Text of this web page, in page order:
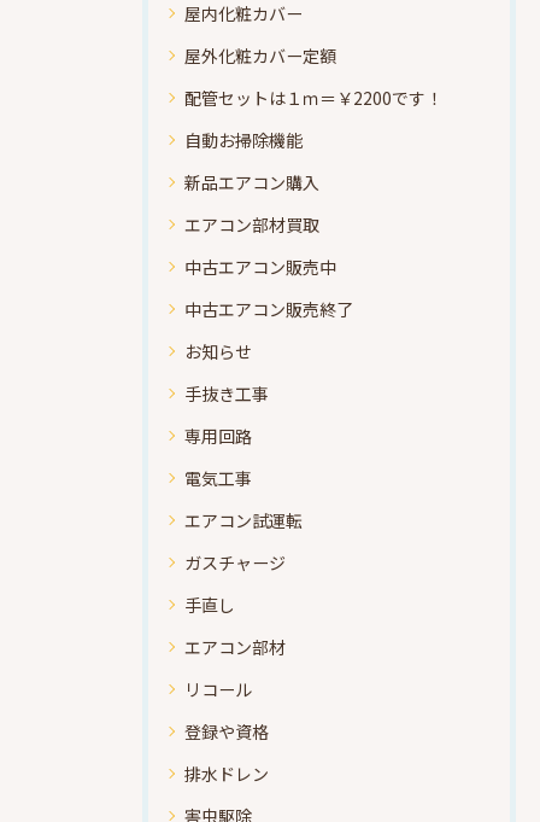
屋内化粧カバー
屋外化粧カバー定額
配管セットは１ｍ＝￥2200です！
自動お掃除機能
新品エアコン購入
エアコン部材買取
中古エアコン販売中
中古エアコン販売終了
お知らせ
手抜き工事
専用回路
電気工事
エアコン試運転
ガスチャージ
手直し
エアコン部材
リコール
登録や資格
排水ドレン
害虫駆除